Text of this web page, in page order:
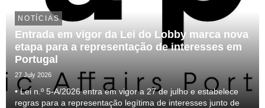
NOTÍCIAS
Entrada em vigor da Lei do Lobby marca nova
etapa para a representação de interesses em
Portugal
27 July 2026
• Lei n.º 5-A/2026 entra em vigor a 27 de julho e estabelece
regras para a representação legítima de interesses junto de